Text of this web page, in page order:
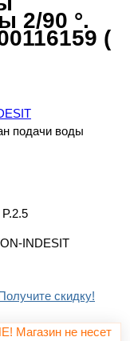
2/90 °.
(
подачи воды
INDESIT
скидку!
не несет